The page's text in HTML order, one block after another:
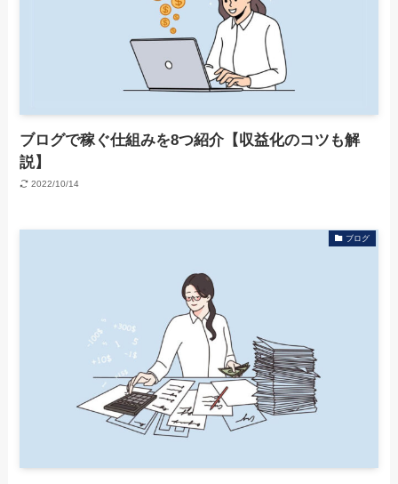
ブログで稼ぐ仕組みを8つ紹介【収益化のコツも解
説】
2022/10/14
ブログ